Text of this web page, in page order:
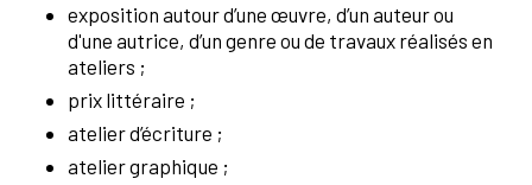
exposition autour d’une œuvre, d’un auteur ou
d'une autrice, d’un genre ou de travaux réalisés en
ateliers ;
prix littéraire ;
atelier d’écriture ;
atelier graphique ;